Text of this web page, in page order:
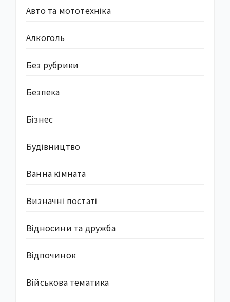
Авто та мототехніка
Алкоголь
Без рубрики
Безпека
Бізнес
Будівництво
Ванна кімната
Визначні постаті
Відносини та дружба
Відпочинок
Військова тематика